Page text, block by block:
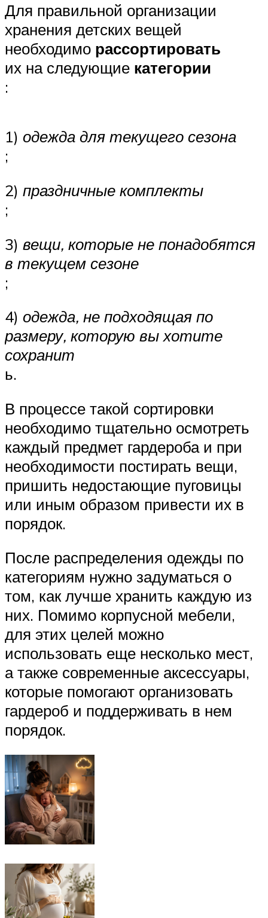
Для правильной организации
хранения детских вещей
необходимо рассортировать
их на следующие категории
:
1) одежда для текущего сезона
;
2) праздничные комплекты
;
3) вещи, которые не понадобятся
в текущем сезоне
;
4) одежда, не подходящая по
размеру, которую вы хотите
сохранит
ь.
В процессе такой сортировки
необходимо тщательно осмотреть
каждый предмет гардероба и при
необходимости постирать вещи,
пришить недостающие пуговицы
или иным образом привести их в
порядок.
После распределения одежды по
категориям нужно задуматься о
том, как лучше хранить каждую из
них. Помимо корпусной мебели,
для этих целей можно
использовать еще несколько мест,
а также современные аксессуары,
которые помогают организовать
гардероб и поддерживать в нем
порядок.